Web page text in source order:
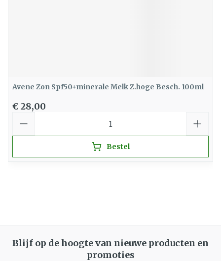
Avene Zon Spf50+minerale Melk Z.hoge Besch. 100ml
€ 28,00
Bestel
Blijf op de hoogte van nieuwe producten en
promoties